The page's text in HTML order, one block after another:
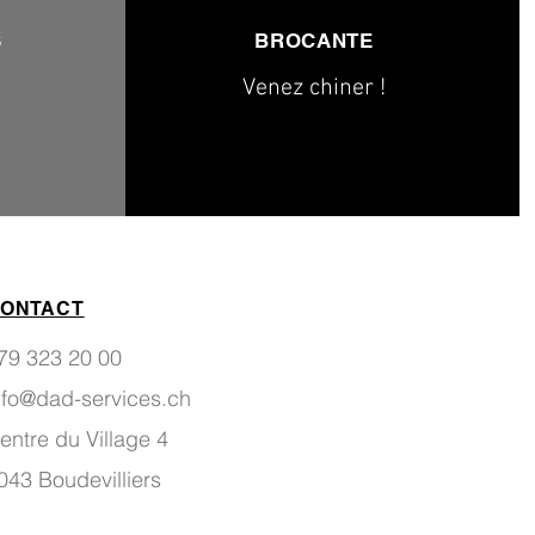
323 20 00
services.ch
du Village 4
Boudevilliers
BROCANTE
Venez chiner !